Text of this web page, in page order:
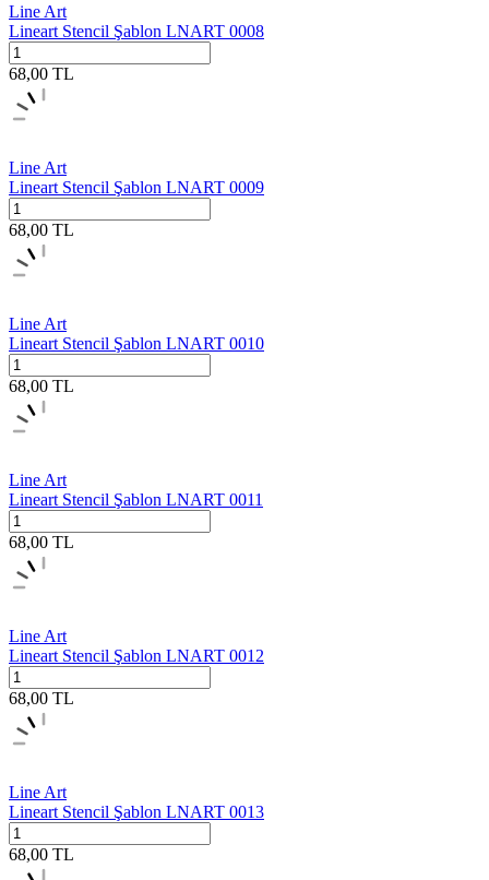
Line Art
Lineart Stencil Şablon LNART 0008
68,00 TL
Line Art
Lineart Stencil Şablon LNART 0009
68,00 TL
Line Art
Lineart Stencil Şablon LNART 0010
68,00 TL
Line Art
Lineart Stencil Şablon LNART 0011
68,00 TL
Line Art
Lineart Stencil Şablon LNART 0012
68,00 TL
Line Art
Lineart Stencil Şablon LNART 0013
68,00 TL